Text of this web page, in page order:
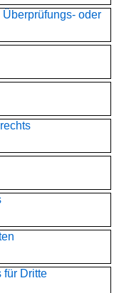
oder
für Dritte